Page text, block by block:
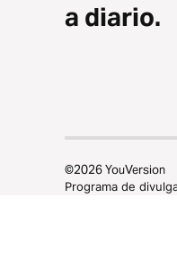
a diario.
©2026YouVersion
Programa de